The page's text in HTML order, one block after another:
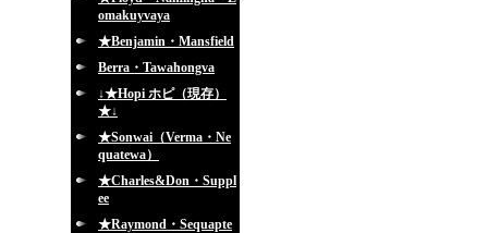
omakuyvaya
★Benjamin・Mansfield
Berra・Tawahongva
↓★Hopi ホピ（現存）
★↓
★Sonwai（Verma・Ne
quatewa）
★Charles&Don・Suppl
ee
★Raymond・Sequapte